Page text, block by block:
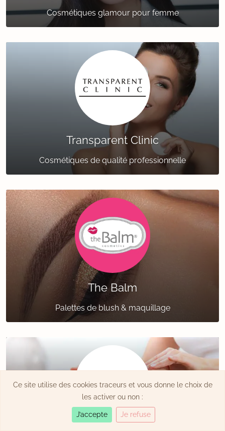
Cosmétiques glamour pour femme
Transparent Clinic
Cosmétiques de qualité professionnelle
The Balm
Palettes de blush & maquillage
Ce site utilise des cookies traceurs et vous donne le choix de
les activer ou non :
J’accepte Je refuse